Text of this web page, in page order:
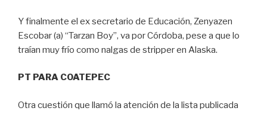
Y finalmente el ex secretario de Educación, Zenyazen
Escobar (a) “Tarzan Boy”, va por Córdoba, pese a que lo
traían muy frío como nalgas de stripper en Alaska.
PT PARA COATEPEC
Otra cuestión que llamó la atención de la lista publicada